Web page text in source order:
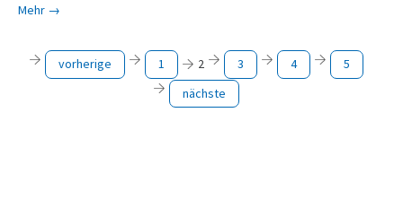
Mehr →
vorherige 1 2 3 4
5
nächste